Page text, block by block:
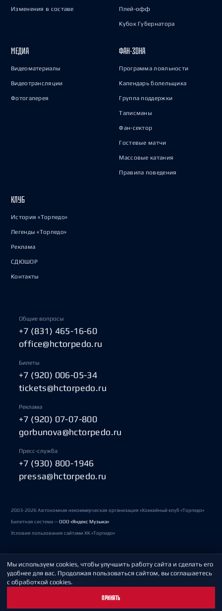
Изменения в составе Плей-офф
Кубок Губернатора
МЕДИА
Видеоматериалы
Видеотрансляции
Фотогалерея
ФАН-ЗОНА
Программа лояльности
Календарь болельщика
Группа поддержки
Талисманы
Фан-сектор
Гостевые матчи
Массовые катания
Правила поведения
КЛУБ
История «Торпедо»
Легенды «Торпедо»
Реклама
СДЮШОР
Контакты
Общие вопросы
+7 (831) 465-16-60
office@hctorpedo.ru
Билеты
+7 (920) 006-05-34
tickets@hctorpedo.ru
Реклама
+7 (920) 07-07-800
gorbunova@hctorpedo.ru
Пресс-служба
+7 (930) 800-1946
pressa@hctorpedo.ru
2003-2026 Автономная некоммерческая организация «Хоккейный клуб «Торпедо»
Билетная система —ООО «Яндекс Музыка»
Условия пользования сайтами ХК «Торпедо»
Политика обработки персональных данных
Пользовательское соглашение
Мы используем cookies, чтобы улучшить работу сайта и сделать его
удобнее для вас. Продолжая пользоваться сайтом, вы соглашаетесь
с обработкой cookies.
ПРИНЯТЬ